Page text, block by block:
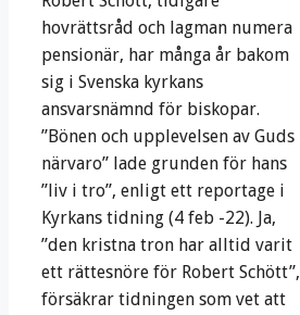
hovrättsråd och lagman numera
pensionär, har många år bakom
sig i Svenska kyrkans
ansvarsnämnd för biskopar.
”Bönen och upplevelsen av Guds
närvaro” lade grunden för hans
”liv i tro”, enligt ett reportage i
Kyrkans tidning (4 feb -22). Ja,
”den kristna tron har alltid varit
ett rättesnöre för Robert Schött”,
försäkrar tidningen som vet att